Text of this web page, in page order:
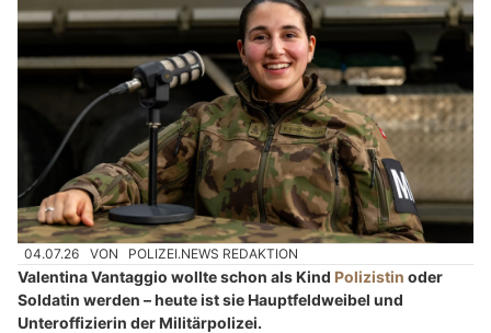
04.07.26 VON POLIZEI.NEWS REDAKTION
Valentina Vantaggio wollte schon als Kind Polizistin oder
Soldatin werden – heute ist sie Hauptfeldweibel und
Unteroffizierin der Militärpolizei.